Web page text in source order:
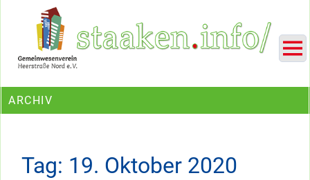
Ein Projekt des Gemeinwesenvereins Heerstraße Nord
ARCHIV
Tag: 19. Oktober 2020